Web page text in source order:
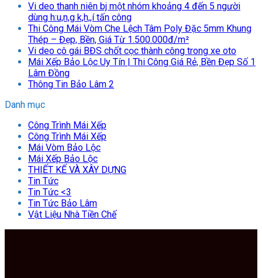
Vi deo thanh niên bj một nhóm khoảng 4 đến 5 người
dùng h:u,n,g k,h,,í tấn công
Thi Công Mái Vòm Che Lệch Tâm Poly Đặc 5mm Khung
Thép – Đẹp, Bền, Giá Từ 1.500.000đ/m²
Vi deo cô gái BĐS chốt cọc thành công trong xe oto
Mái Xếp Bảo Lộc Uy Tín | Thi Công Giá Rẻ, Bền Đẹp Số 1
Lâm Đồng
Thông Tin Bảo Lâm 2
Danh mục
Công Trình Mái Xếp
Công Trình Mái Xếp
Mái Vòm Bảo Lộc
Mái Xếp Bảo Lộc
THIẾT KẾ VÀ XÂY DỰNG
Tin Tức
Tin Tức <3
Tin Tức Bảo Lâm
Vật Liệu Nhà Tiền Chế